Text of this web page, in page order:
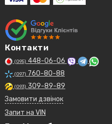
Контакти
(095) 448-06-06
(097) 760-80-88
(093) 309-89-89
Замовити дзвінок
Запит на VIN